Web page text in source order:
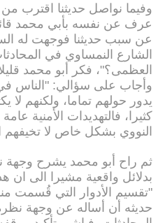
وفيما نواصل حديثنا اقترب
عرف عن نفسه بأبي محمد
عن سبب حديثنا فوجهت له
الشارع النمساوي في
العظمى؟"، فكر أبو محمد
وأجاب على سؤالي: "الناس في
يدور حولهم تماما، ولكنهم لا
كثيرا، فالتهديدات الأمنية
النووي بشكل خاص لا تخيفهم
ثم راح أبو محمد يشرح وجهة
بدلائل واقعية مشيرا الى ان
"تقسيم الأدوار التي قُسمت
حديثه أن أساله عن وجهة